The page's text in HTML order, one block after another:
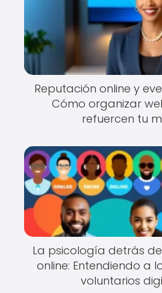
Reputación online y
Cómo organizar
refuercen tu
La psicología detrás
online: Entendiendo a
voluntarios